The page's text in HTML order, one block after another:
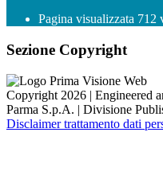
Pagina visualizzata 712
Sezione Copyright
Copyright 2026 | Engineered
Parma S.p.A. | Divisione
Disclaimer trattamento dati